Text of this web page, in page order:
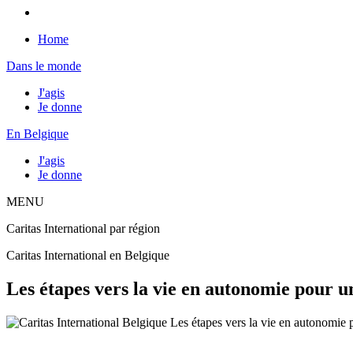
Home
Dans le monde
J'agis
Je donne
En Belgique
J'agis
Je donne
MENU
Caritas International par région
Caritas International en Belgique
Les étapes vers la vie en autonomie pour